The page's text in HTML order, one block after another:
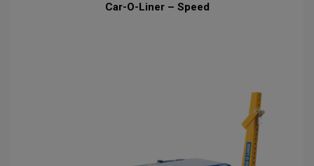
Car-O-Liner – Speed